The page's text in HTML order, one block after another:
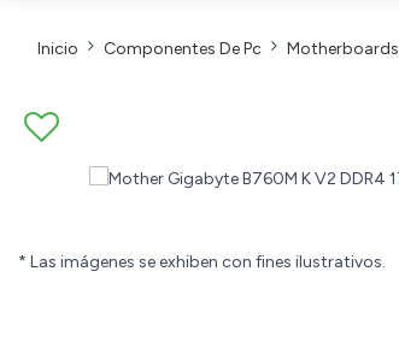
Inicio Componentes De Pc Motherboards
* Las imágenes se exhiben con fines ilustrativos.